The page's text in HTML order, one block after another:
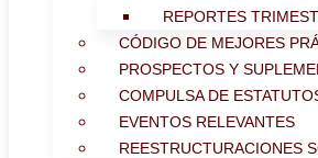
REPORTES
CÓDIGO DE MEJORES
PROSPECTOS Y
COMPULSA DE
EVENTOS RELEVANTES
REESTRUCTURACIONES